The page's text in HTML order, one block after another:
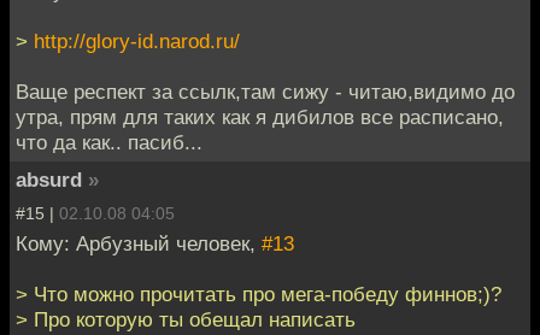
> http://glory-id.narod.ru/
Ваще респект за ссылк,там сижу - читаю,видимо до
утра, прям для таких как я дибилов все расписано,
что да как.. пасиб...
absurd »
#15 | 02.10.08 04:05
Кому: Арбузный человек, #13
> Что можно прочитать про мега-победу финнов;)?
> Про которую ты обещал написать